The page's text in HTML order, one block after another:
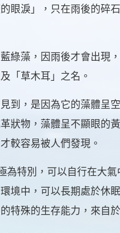
眼淚」，只在雨後的碎
綠藻，因雨後才會出現
「草木耳」之名。
到，是因為它的藻體呈
狀物，藻體呈不顯眼的
較容易被人們發現。
為特別，可以自行在大
境中，可以長期處於休
特殊的生存能力，來自